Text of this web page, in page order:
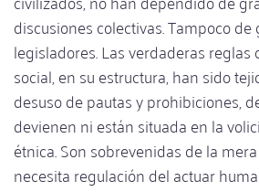
discusiones colectivas. Tampoco
legisladores. Las verdaderas reglas
social, en su estructura, han sido
desuso de pautas y prohibiciones,
devienen ni están situada en la
étnica. Son sobrevenidas de la
necesita regulación del actuar